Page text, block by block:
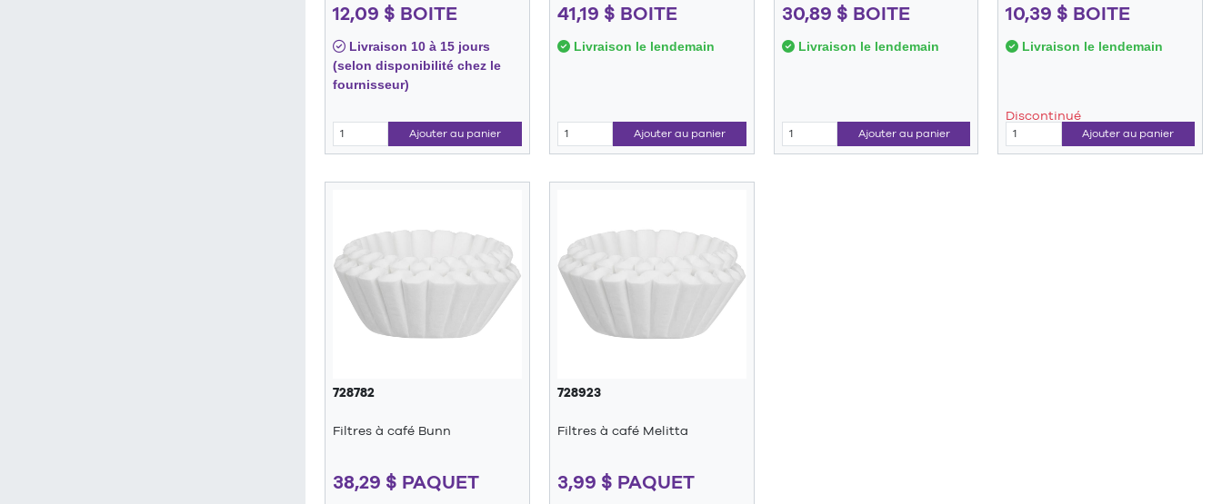
12,09 $ BOITE
Livraison 10 à 15 jours
(selon disponibilité chez le
fournisseur)
Ajouter au panier
41,19 $ BOITE
Livraison le lendemain
Ajouter au panier
30,89 $ BOITE
Livraison le lendemain
Ajouter au panier
10,39 $ BOITE
Livraison le lendemain
Discontinué
Ajouter au panier
728782
Filtres à café Bunn
38,29 $ PAQUET
728923
Filtres à café Melitta
3,99 $ PAQUET